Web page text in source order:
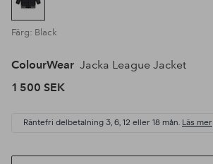
Färg: Black
ColourWear Jacka League Jacket
1 500 SEK
Räntefri delbetalning 3, 6, 12 eller 18 mån. Läs mer